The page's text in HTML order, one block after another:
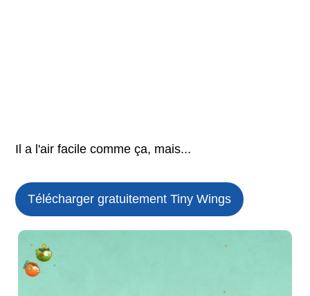
Il a l'air facile comme ça, mais...
Télécharger gratuitement Tiny Wings